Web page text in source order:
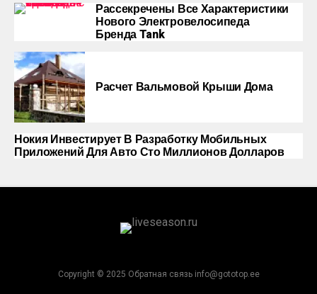
Рассекречены Все Характеристики
Нового Электровелосипеда
Бренда Tank
Расчет Вальмовой Крыши Дома
Нокия Инвестирует В Разработку Мобильных
Приложений Для Авто Сто Миллионов Долларов
Copyright © 2025 Обратная связь info@gototop.ee